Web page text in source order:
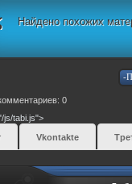
Найдено похожих
0
js/tabi.js">
Vkontakte